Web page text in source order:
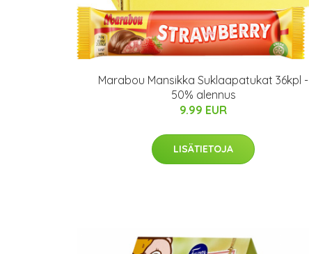
Marabou Mansikka Suklaapatukat 36kpl -
50% alennus
9.99 EUR
LISÄTIETOJA